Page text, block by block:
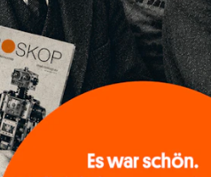
damit in Deutschland einzigartig.
MAKROSKOP steht für das große
Wir haben einen Blick auf Geld,
Wirtschaft und Politik, den Sie so
woanders nicht finden.
Dabei leben wir von unseren
ihren Recherchen, ihrem Wissen und
ihrem Enthusiasmus. Gemeinsam